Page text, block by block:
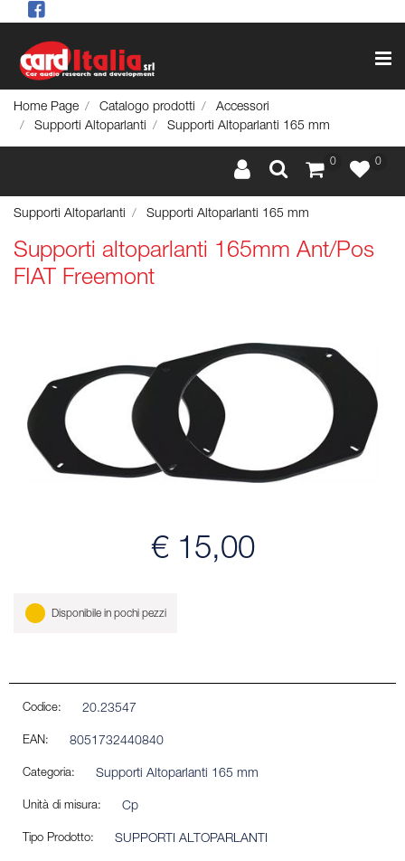
Home Page Catalogo prodotti
Accessori
Supporti Altoparlanti
Supporti Altoparlanti 165 mm
0 0
Supporti Altoparlanti Supporti Altoparlanti 165 mm
Supporti altoparlanti 165mm Ant/Pos
FIAT Freemont
€ 15,00
Disponibile in pochi pezzi
Codice: 20.23547
EAN: 8051732440840
Categoria: Supporti Altoparlanti 165 mm
Unità di misura: Cp
Tipo Prodotto: SUPPORTI ALTOPARLANTI